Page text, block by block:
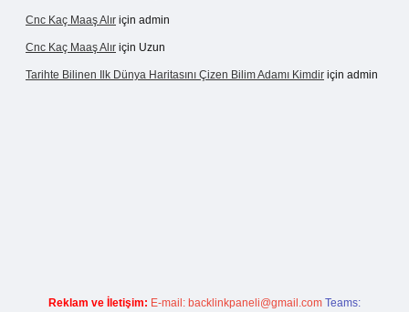
Cnc Kaç Maaş Alır için admin
Cnc Kaç Maaş Alır için Uzun
Tarihte Bilinen Ilk Dünya Haritasını Çizen Bilim Adamı Kimdir için admin
Reklam ve İletişim: E-mail: backlinkpaneli@gmail.com Teams: